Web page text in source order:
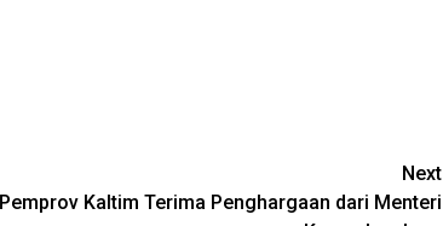
Next
Pemprov Kaltim Terima Penghargaan dari Menteri